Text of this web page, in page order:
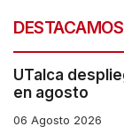
DESTACAMOS
UTalca
en agosto
06 Agosto 2026